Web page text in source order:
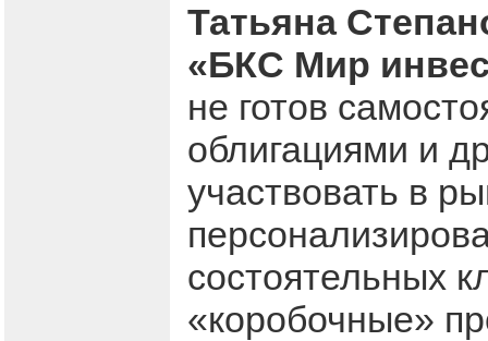
Татьяна
«БКС Мир
не готов
облигациями и
участвовать в
состоятельных
«коробочные»